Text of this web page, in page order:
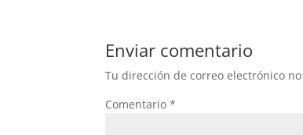
Enviar comentario
Tu dirección de correo electrónico
Comentario*